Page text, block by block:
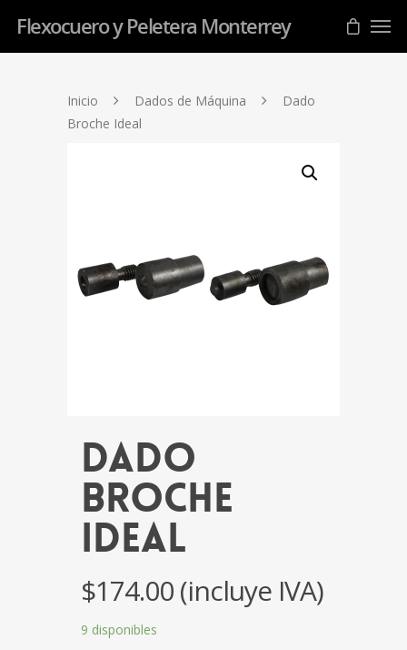
Flexocuero y Peletera Monterrey
Inicio Dados de Máquina
Dado
Broche Ideal
Dado
Broche
Ideal
$174.00(incluye IVA)
9 disponibles